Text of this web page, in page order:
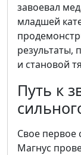
завоевал
младшей
результаты,
и становой
Путь к
Свое первое
Магнус